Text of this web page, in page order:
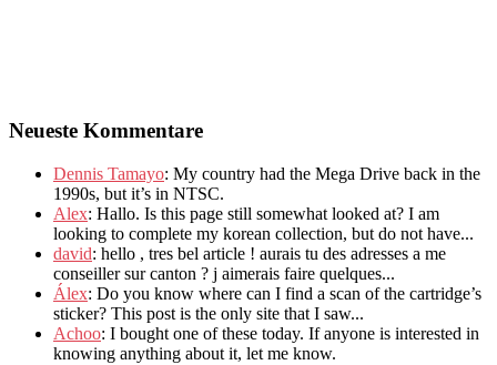
Neueste Kommentare
Dennis Tamayo: My country had the Mega Drive back in the
1990s, but it’s in NTSC.
Alex: Hallo. Is this page still somewhat looked at? I am
looking to complete my korean collection, but do not have...
david: hello , tres bel article ! aurais tu des adresses a me
conseiller sur canton ? j aimerais faire quelques...
Álex: Do you know where can I find a scan of the cartridge’s
sticker? This post is the only site that I saw...
Achoo: I bought one of these today. If anyone is interested in
knowing anything about it, let me know.